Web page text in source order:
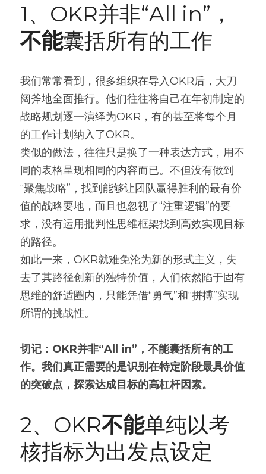
1、OKR并非“All in”，
不能囊括所有的工作
我们常常看到，很多组织在导入OKR后，大刀
阔斧地全面推行。他们往往将自己在年初制定的
战略规划逐一演绎为OKR，有的甚至将每个月
的工作计划纳入了OKR。
类似的做法，往往只是换了一种表达方式，用不
同的表格呈现相同的内容而已。不但没有做到
“聚焦战略”，找到能够让团队赢得胜利的最有价
值的战略要地，而且也忽视了“注重逻辑”的要
求，没有运用批判性思维框架找到高效实现目标
的路径。
如此一来，OKR就难免沦为新的形式主义，失
去了其路径创新的独特价值，人们依然陷于固有
思维的舒适圈内，只能凭借“勇气”和“拼搏”实现
所谓的挑战性。
切记：OKR并非“All in”，不能囊括所有的工
作。我们真正需要的是识别在特定阶段最具价值
的突破点，探索达成目标的高杠杆因素。
2、OKR不能单纯以考
核指标为出发点设定